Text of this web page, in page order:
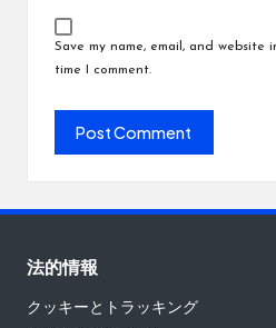
Save my name, email, and
time I comment.
法的情報
クッキーとトラッキング